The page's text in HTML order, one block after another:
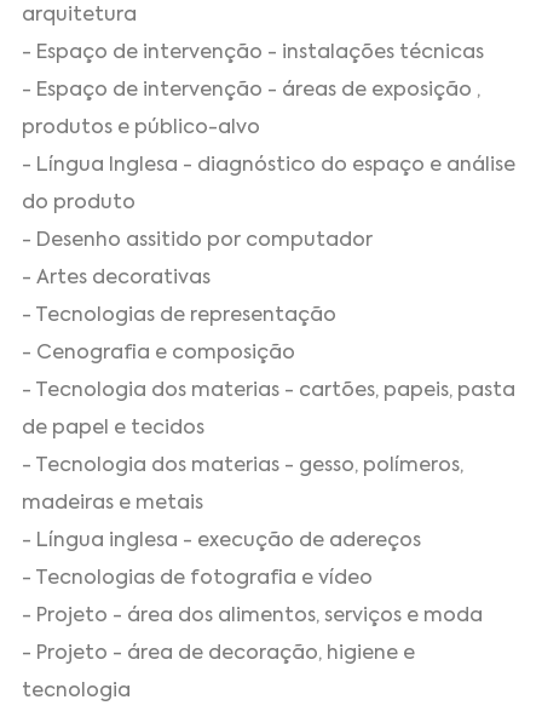
arquitetura
- Espaço de intervenção - instalações técnicas
- Espaço de intervenção - áreas de exposição ,
produtos e público-alvo
- Língua Inglesa - diagnóstico do espaço e análise
do produto
- Desenho assitido por computador
- Artes decorativas
- Tecnologias de representação
- Cenografia e composição
- Tecnologia dos materias - cartões, papeis, pasta
de papel e tecidos
- Tecnologia dos materias - gesso, polímeros,
madeiras e metais
- Língua inglesa - execução de adereços
- Tecnologias de fotografia e vídeo
- Projeto - área dos alimentos, serviços e moda
- Projeto - área de decoração, higiene e
tecnologia